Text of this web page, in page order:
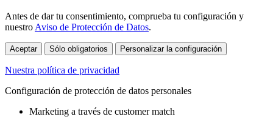
Antes de dar tu consentimiento, comprueba tu configuración y
nuestro Aviso de Protección de Datos.
Aceptar Sólo obligatorios Personalizar la configuración
Nuestra política de privacidad
Configuración de protección de datos personales
Marketing a través de customer match